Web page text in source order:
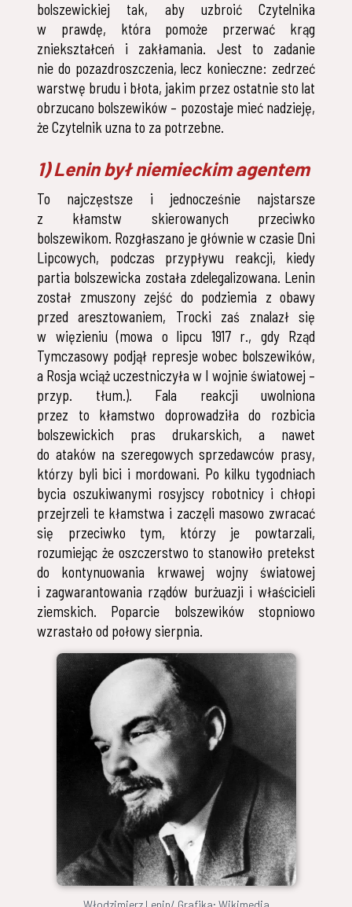
bolszewickiej tak, aby uzbroić Czytelnika
w prawdę, która pomoże przerwać krąg
zniekształceń i zakłamania. Jest to zadanie
nie do pozazdroszczenia, lecz konieczne: zedrzeć
warstwę brudu i błota, jakim przez ostatnie sto lat
obrzucano bolszewików – pozostaje mieć nadzieję,
że Czytelnik uzna to za potrzebne.
1) Lenin był niemieckim agentem
To najczęstsze i jednocześnie najstarsze
z kłamstw skierowanych przeciwko
bolszewikom. Rozgłaszano je głównie w czasie Dni
Lipcowych, podczas przypływu reakcji, kiedy
partia bolszewicka została zdelegalizowana. Lenin
został zmuszony zejść do podziemia z obawy
przed aresztowaniem, Trocki zaś znalazł się
w więzieniu (mowa o lipcu 1917 r., gdy Rząd
Tymczasowy podjął represje wobec bolszewików,
a Rosja wciąż uczestniczyła w I wojnie światowej –
przyp. tłum.). Fala reakcji uwolniona
przez to kłamstwo doprowadziła do rozbicia
bolszewickich pras drukarskich, a nawet
do ataków na szeregowych sprzedawców prasy,
którzy byli bici i mordowani. Po kilku tygodniach
bycia oszukiwanymi rosyjscy robotnicy i chłopi
przejrzeli te kłamstwa i zaczęli masowo zwracać
się przeciwko tym, którzy je powtarzali,
rozumiejąc że oszczerstwo to stanowiło pretekst
do kontynuowania krwawej wojny światowej
i zagwarantowania rządów burżuazji i właścicieli
ziemskich. Poparcie bolszewików stopniowo
wzrastało od połowy sierpnia.